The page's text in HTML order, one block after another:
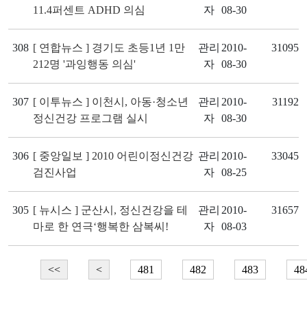
11.4퍼센트 ADHD 의심
자 08-30
308 [ 연합뉴스 ] 경기도 초등1년 1만
212명 '과잉행동 의심'
관리
자
2010-
08-30
31095
307 [ 이투뉴스 ] 이천시, 아동·청소년
정신건강 프로그램 실시
관리
자
2010-
08-30
31192
306 [ 중앙일보 ] 2010 어린이정신건강
검진사업
관리
자
2010-
08-25
33045
305 [ 뉴시스 ] 군산시, 정신건강을 테
마로 한 연극‘행복한 삼복씨!
관리
자
2010-
08-03
31657
<< < 481 482 483